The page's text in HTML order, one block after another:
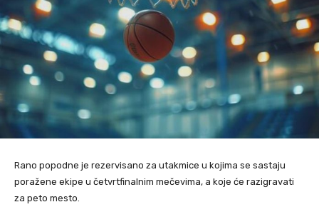
Rano popodne je rezervisano za utakmice u kojima se sastaju
poražene ekipe u četvrtfinalnim mečevima, a koje će razigravati
za peto mesto.